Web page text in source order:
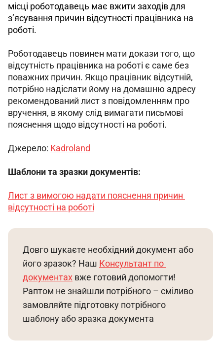
місці роботодавець має вжити заходів для
з’ясування причин відсутності працівника на
роботі.
Роботодавець повинен мати докази того, що
відсутність працівника на роботі є саме без
поважних причин. Якщо працівник відсутній,
потрібно надіслати йому на домашню адресу
рекомендований лист з повідомленням про
вручення, в якому слід вимагати письмові
пояснення щодо відсутності на роботі.
Джерело: Kadroland
Шаблони та зразки документів:
Лист з вимогою надати пояснення причин
відсутності на роботі
Довго шукаєте необхідний документ або
його зразок? Наш Консультант по
документах вже готовий допомогти!
Раптом не знайшли потрібного – сміливо
замовляйте підготовку потрібного
шаблону або зразка документа